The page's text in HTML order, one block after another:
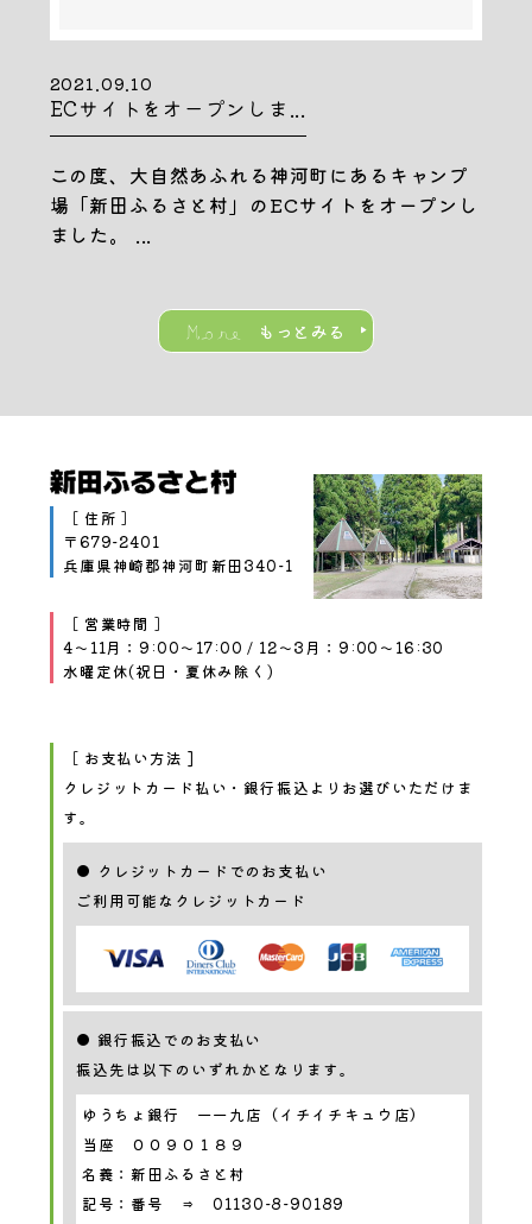
2021.09.10
ECサイトをオープンしま...
この度、大自然あふれる神河町にあるキャンプ
場「新田ふるさと村」のECサイトをオープンし
ました。 ...
More もっとみる
［ 営業時間 ］
4～11月：9:00～17:00 / 12～3月：9:00～16:30
水曜定休(祝日・夏休み除く)
［ 住所 ］
〒679-2401
兵庫県神崎郡神河町新田340-1
［ お支払い方法 ]
クレジットカード払い・銀行振込よりお選びいただけま
す。
● クレジットカードでのお支払い
ご利用可能なクレジットカード
● 銀行振込でのお支払い
振込先は以下のいずれかとなります。
ゆうちょ銀行 一一九店（イチイチキュウ店）
当座 ００９０１８９
名義：新田ふるさと村
記号：番号 ⇒ 01130-8-90189